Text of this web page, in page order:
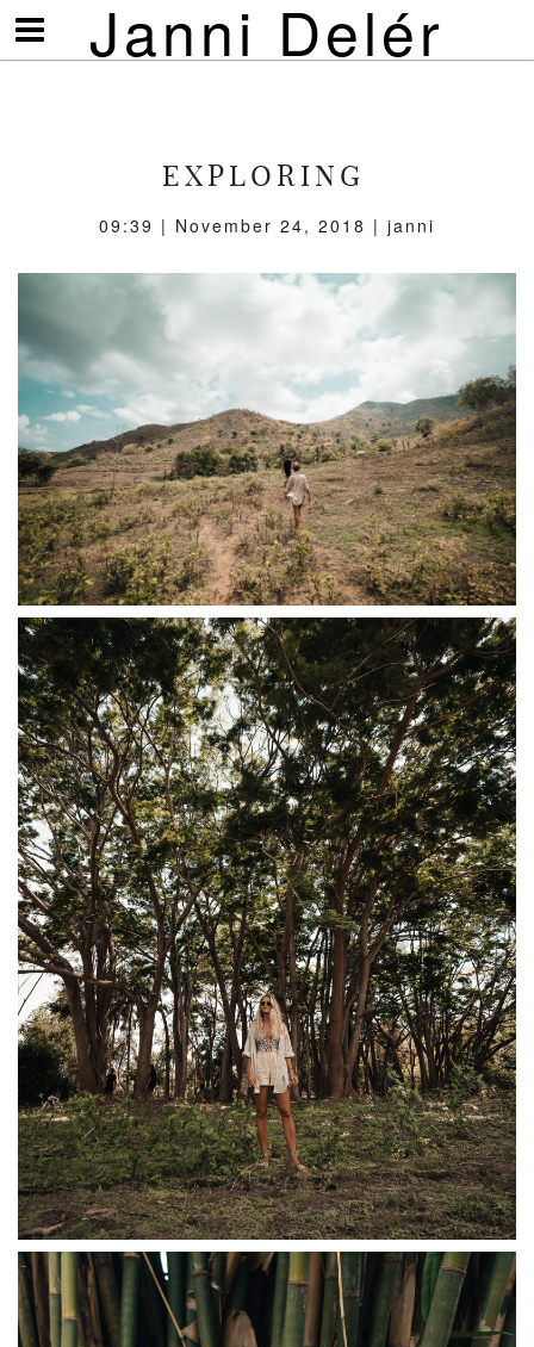
Janni Delér
Visa/göm
meny
EXPLORING
09:39 | November 24, 2018 | janni